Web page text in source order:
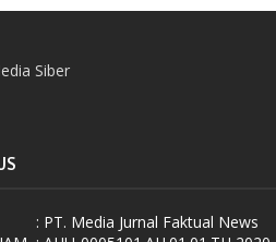
Siber
: PT. Media Jurnal Faktual News